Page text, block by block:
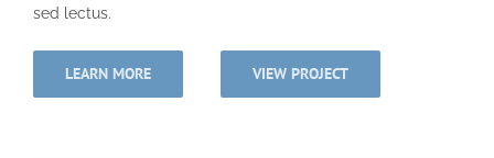
sed lectus.
LEARN MORE VIEW PROJECT